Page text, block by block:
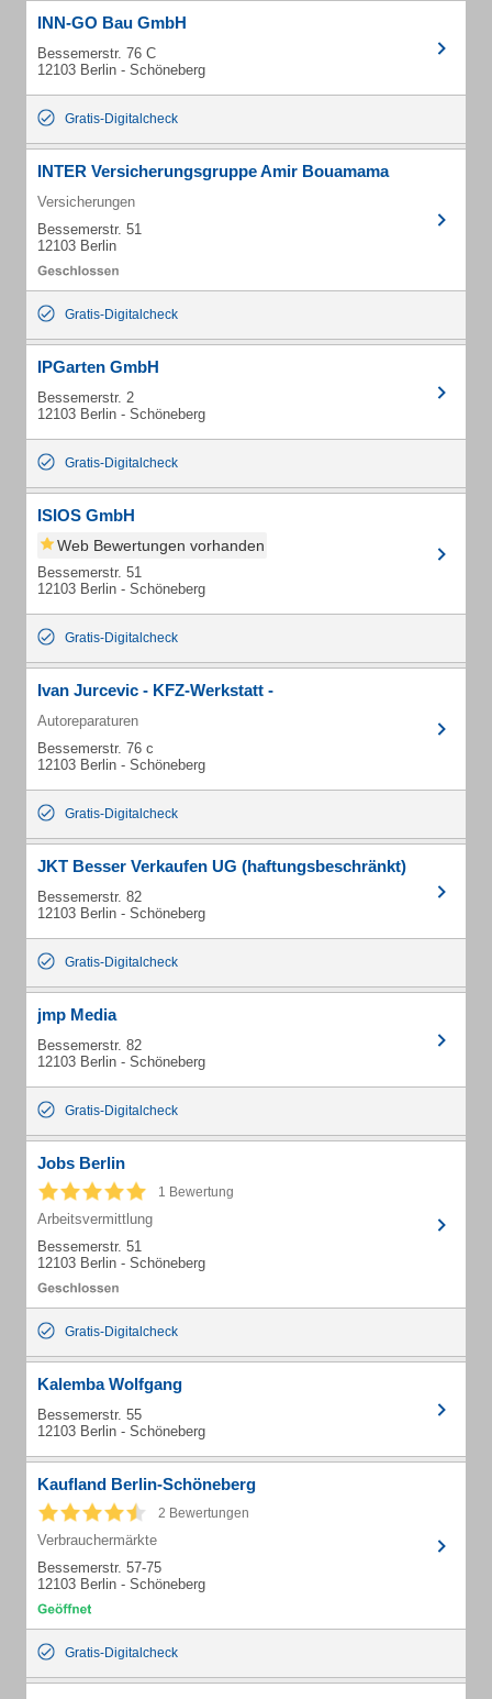
INN-GO Bau GmbH
Bessemerstr. 76 C
12103 Berlin - Schöneberg
Gratis-Digitalcheck
INTER Versicherungsgruppe Amir Bouamama
Versicherungen
Bessemerstr. 51
12103 Berlin
Gratis-Digitalcheck
IPGarten GmbH
Bessemerstr. 2
12103 Berlin - Schöneberg
Gratis-Digitalcheck
ISIOS GmbH
Web Bewertungen vorhanden
Bessemerstr. 51
12103 Berlin - Schöneberg
Gratis-Digitalcheck
Ivan Jurcevic - KFZ-Werkstatt -
Autoreparaturen
Bessemerstr. 76 c
12103 Berlin - Schöneberg
Gratis-Digitalcheck
JKT Besser Verkaufen UG (haftungsbeschränkt)
Bessemerstr. 82
12103 Berlin - Schöneberg
Gratis-Digitalcheck
jmp Media
Bessemerstr. 82
12103 Berlin - Schöneberg
Gratis-Digitalcheck
Jobs Berlin
1 Bewertung
Arbeitsvermittlung
Bessemerstr. 51
12103 Berlin - Schöneberg
Gratis-Digitalcheck
Kalemba Wolfgang
Bessemerstr. 55
12103 Berlin - Schöneberg
Kaufland Berlin-Schöneberg
2 Bewertungen
Verbrauchermärkte
Bessemerstr. 57-75
12103 Berlin - Schöneberg
Gratis-Digitalcheck